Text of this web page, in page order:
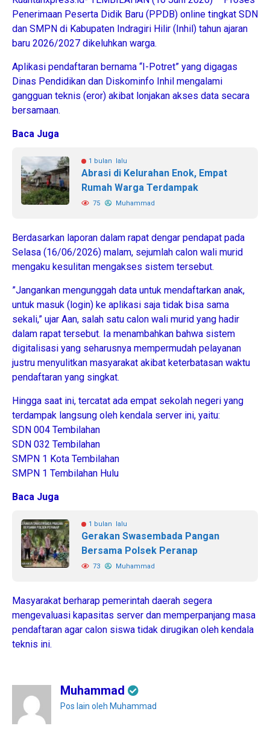
Penerimaan Peserta Didik Baru (PPDB) online tingkat SDN
dan SMPN di Kabupaten Indragiri Hilir (Inhil) tahun ajaran
baru 2026/2027 dikeluhkan warga.
Aplikasi pendaftaran bernama “I-Potret” yang digagas
Dinas Pendidikan dan Diskominfo Inhil mengalami
gangguan teknis (eror) akibat lonjakan akses data secara
bersamaan.
Baca Juga
1 bulan lalu
Abrasi di Kelurahan Enok, Empat
Rumah Warga Terdampak
75 Muhammad
​Berdasarkan laporan dalam rapat dengar pendapat pada
Selasa (16/06/2026) malam, sejumlah calon wali murid
mengaku kesulitan mengakses sistem tersebut.
​”Jangankan mengunggah data untuk mendaftarkan anak,
untuk masuk (login) ke aplikasi saja tidak bisa sama
sekali,” ujar Aan, salah satu calon wali murid yang hadir
dalam rapat tersebut. Ia menambahkan bahwa sistem
digitalisasi yang seharusnya mempermudah pelayanan
justru menyulitkan masyarakat akibat keterbatasan waktu
pendaftaran yang singkat.
​Hingga saat ini, tercatat ada empat sekolah negeri yang
terdampak langsung oleh kendala server ini, yaitu:
​SDN 004 Tembilahan
​SDN 032 Tembilahan
​SMPN 1 Kota Tembilahan
​SMPN 1 Tembilahan Hulu
Baca Juga
1 bulan lalu
Gerakan Swasembada Pangan
Bersama Polsek Peranap
73 Muhammad
​Masyarakat berharap pemerintah daerah segera
mengevaluasi kapasitas server dan memperpanjang masa
pendaftaran agar calon siswa tidak dirugikan oleh kendala
teknis ini.
Muhammad
Pos lain oleh Muhammad